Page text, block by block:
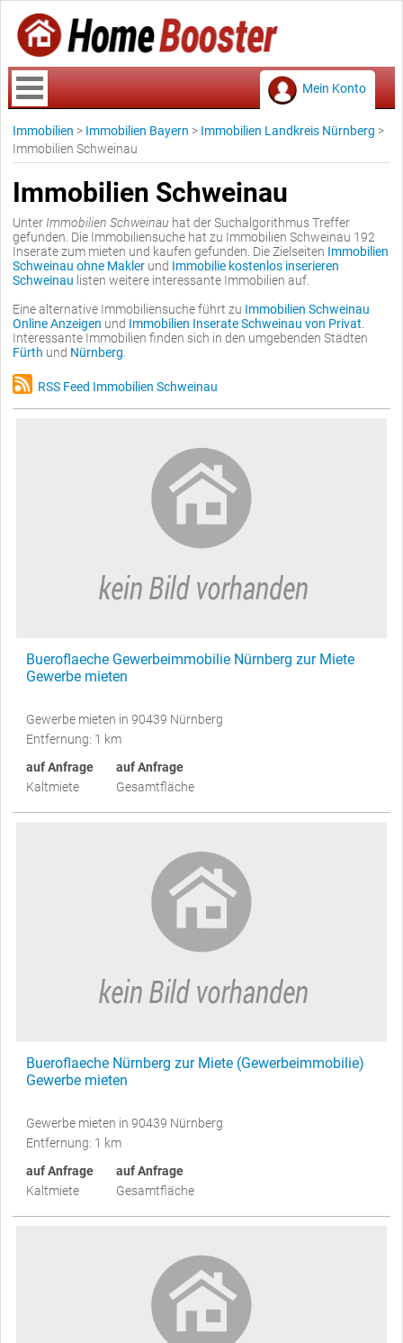
Mein Konto
Immobilien > Immobilien Bayern > Immobilien Landkreis Nürnberg >
Immobilien Schweinau
Immobilien Schweinau
Unter Immobilien Schweinau hat der Suchalgorithmus Treffer
gefunden. Die Immobiliensuche hat zu Immobilien Schweinau 192
Inserate zum mieten und kaufen gefunden. Die Zielseiten Immobilien
Schweinau ohne Makler und Immobilie kostenlos inserieren
Schweinau listen weitere interessante Immobilien auf.
Eine alternative Immobiliensuche führt zu Immobilien Schweinau
Online Anzeigen und Immobilien Inserate Schweinau von Privat
Interessante Immobilien finden sich in den umgebenden Städten
Fürth und Nürnberg
RSS Feed Immobilien Schweinau
Bueroflaeche Gewerbeimmobilie Nürnberg zur Miete
Gewerbe mieten
Gewerbe mieten in 90439 Nürnberg
Entfernung: 1 km
auf Anfrage
Kaltmiete
auf Anfrage
Gesamtfläche
Bueroflaeche Nürnberg zur Miete (Gewerbeimmobilie)
Gewerbe mieten
Gewerbe mieten in 90439 Nürnberg
Entfernung: 1 km
auf Anfrage
Kaltmiete
auf Anfrage
Gesamtfläche